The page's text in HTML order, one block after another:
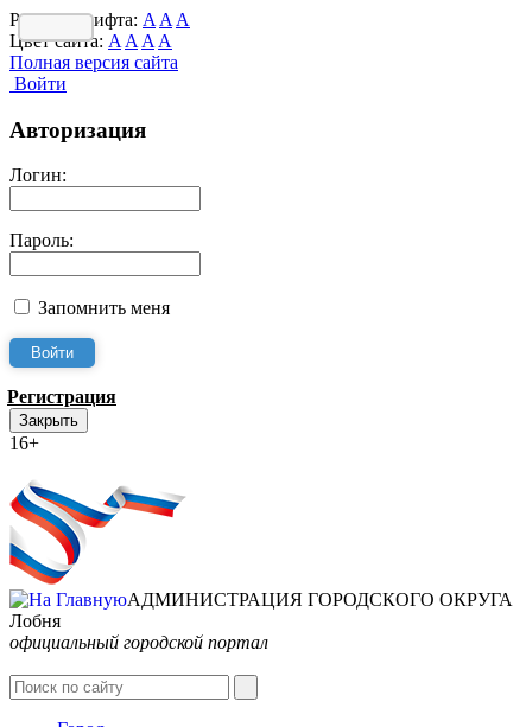
Размер шрифта: A A A
Цвет сайта: A A A A
Полная версия сайта
Войти
Авторизация
Логин:
Пароль:
Запомнить меня
Регистрация
Закрыть
16+
АДМИНИСТРАЦИЯ ГОРОДСКОГО ОКРУГА
Лобня
официальный городской портал